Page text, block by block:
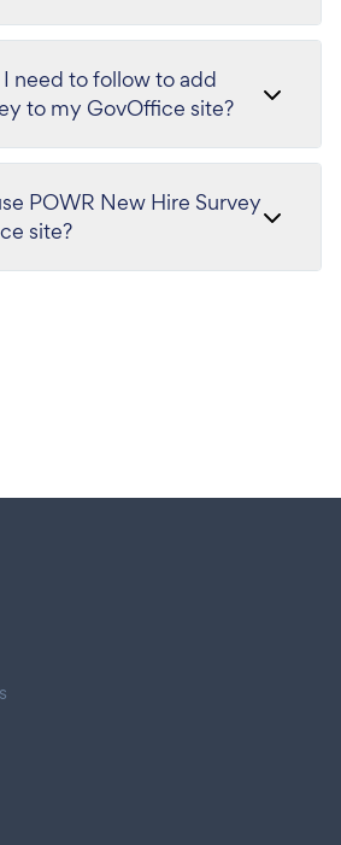
need to follow to add
to my GovOffice site?
POWR New Hire Survey
site?